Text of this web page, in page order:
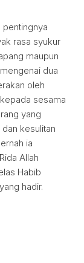
rasa syukur
maupun
dua
oleh
sesama
yang
kesulitan
ia
Allah
Habib
hadir.